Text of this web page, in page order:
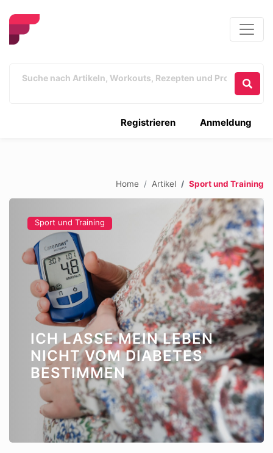
Anmeldung
Registrieren
Home Artikel Sport und Training
Sport und Training
ICH LASSE MEIN LEBEN
NICHT VOM DIABETES
BESTIMMEN